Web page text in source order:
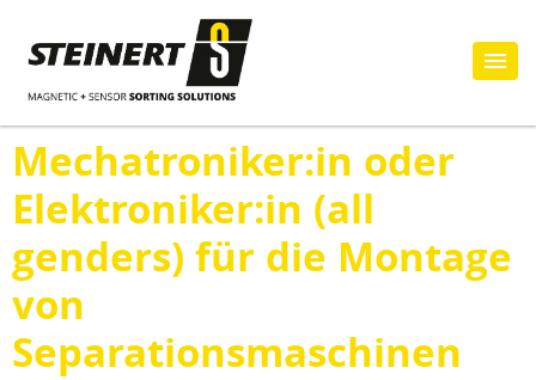
Mechatroniker:in oder
Elektroniker:in (all
genders) für die Montage
von
Separationsmaschinen